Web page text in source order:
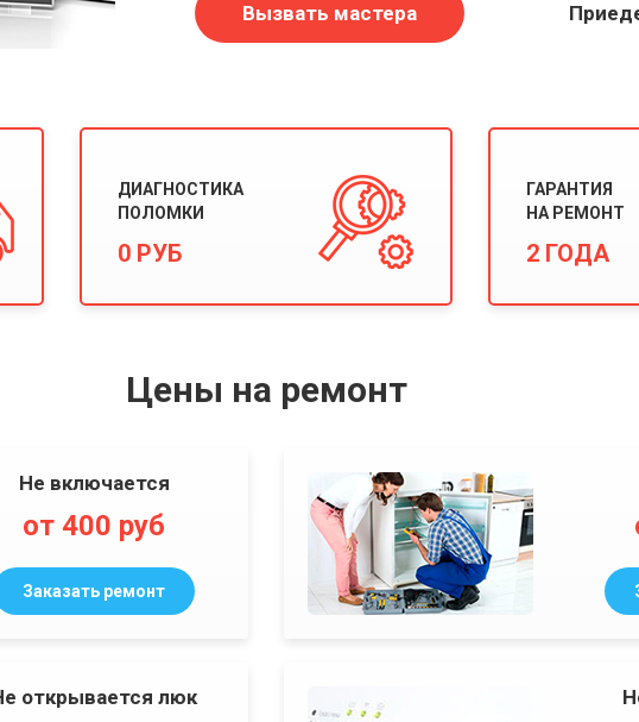
Вызвать мастера
ДИАГНОСТИКА
ПОЛОМКИ
0 РУБ
ГАРАНТИЯ
НА РЕМОНТ
2 ГОДА
Цены на ремонт
Не включается
от 400 руб
Заказать ремонт
открывается люк